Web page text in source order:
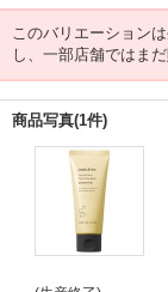
このバリエーション
し、一部店舗ではま
商品写真(1件)